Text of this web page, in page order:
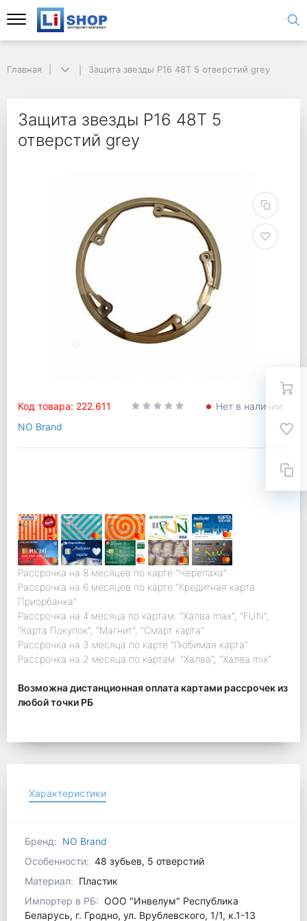
Главная Защита звезды P16 48T 5 отверстий grey
Защита звезды P16 48T 5
отверстий grey
Код товара: 222.611
Нет в наличии
NO Brand
Рассрочка на 8 месяцев по карте "Черепаха"
Рассрочка на 6 месяцев по карте "Кредитная карта
Приорбанка"
Рассрочка на 4 месяца по картам: "Халва max", "FUN",
"Карта Покупок", "Магнит", "Смарт карта"
Рассрочка на 3 месяца по карте "Любимая карта"
Рассрочка на 2 месяца по картам: "Халва", "Халва mix"
Возможна дистанционная оплата картами рассрочек из
любой точки РБ
Характеристики
Бренд: NO Brand
Особенности: 48 зубьев, 5 отверстий
Материал: Пластик
Импортер в РБ: ООО "Инвелум" Республика
Беларусь, г. Гродно, ул. Врублевского, 1/1, к.1-13